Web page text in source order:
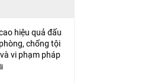
hiệu quả đấu
chống tội
vi phạm pháp